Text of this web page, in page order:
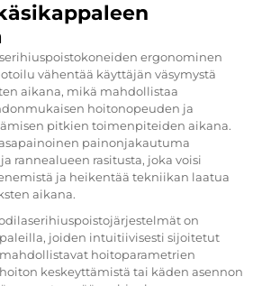
ergonominen
vähentää käyttäjän väsymystä
aikana, mikä mahdollistaa
hoitonopeuden ja
pitkien toimenpiteiden aikana.
painonjakautuma
rannealueen rasitusta, joka voisi
ja heikentää tekniikan laatua
aikana.
on
joiden intuitiivisesti sijoitetut
hoitoparametrien
keskeyttämistä tai käden asennon